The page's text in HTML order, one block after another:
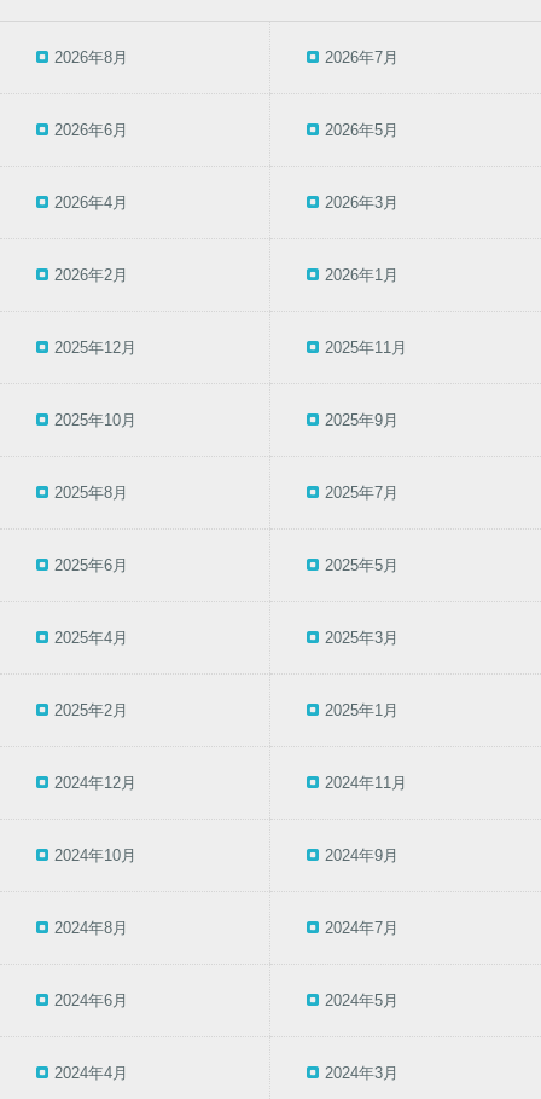
2026年8月 2026年7月
2026年6月 2026年5月
2026年4月 2026年3月
2026年2月 2026年1月
2025年12月 2025年11月
2025年10月 2025年9月
2025年8月 2025年7月
2025年6月 2025年5月
2025年4月 2025年3月
2025年2月 2025年1月
2024年12月 2024年11月
2024年10月 2024年9月
2024年8月 2024年7月
2024年6月 2024年5月
2024年4月 2024年3月